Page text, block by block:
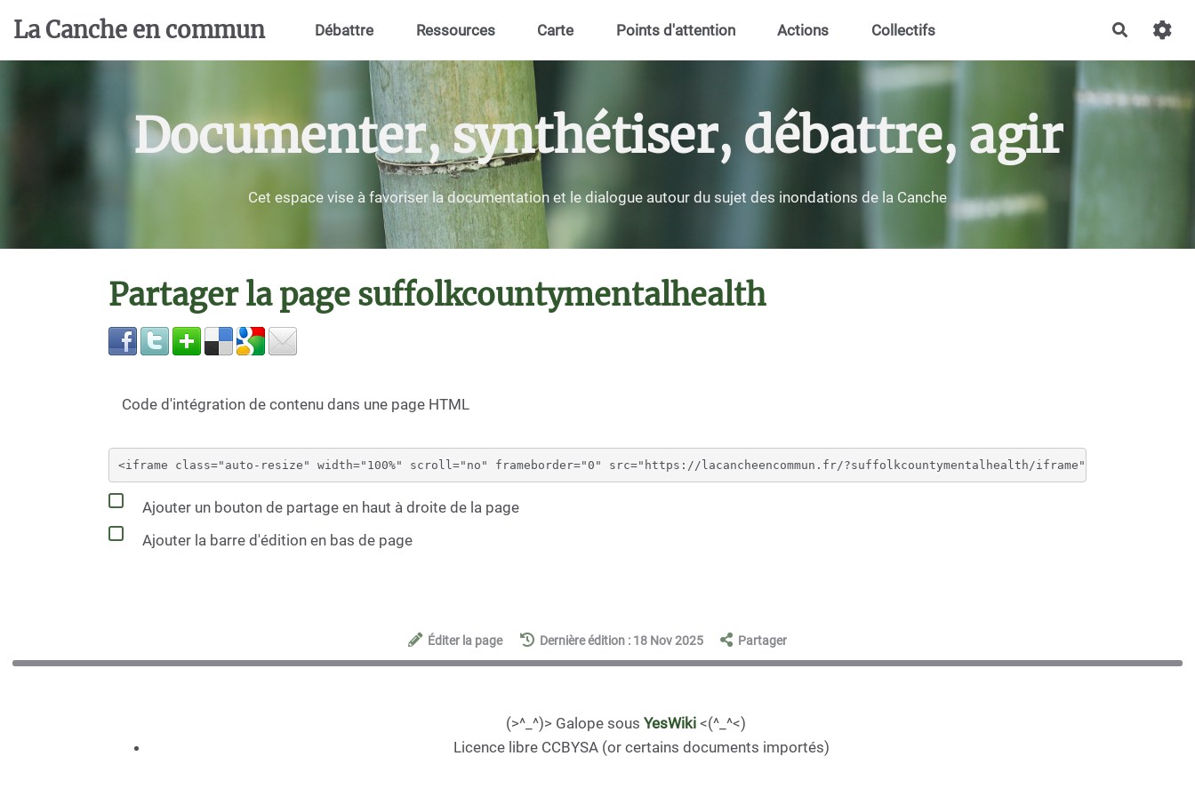
Aller au contenu principal
La Canche en commun Débattre Ressources Carte Points d'attention Actions Collectifs
Documenter, synthétiser, débattre, agir
Cet espace vise à favoriser la documentation et le dialogue autour du sujet des inondations de la Canche
Partager la page suffolkcountymentalhealth
Code d'intégration de contenu dans une page HTML
Ajouter un bouton de partage en haut à droite de la page
Ajouter la barre d'édition en bas de page
Éditer la page Dernière édition : 18 Nov 2025 Partager
(>^_^)> Galope sous YesWiki <(^_^<)
Licence libre CCBYSA (or certains documents importés)